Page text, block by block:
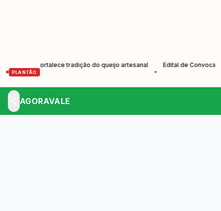
PLANTÃO
e fortalece tradição do queijo artesanal
Edital de Convocação
AGORAVALE